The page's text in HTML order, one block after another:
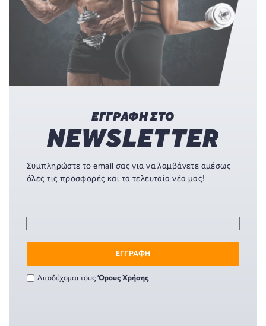
ΕΓΓΡΑΦΗ ΣΤΟ
NEWSLETTER
Συμπληρώστε το email σας για να λαμβάνετε αμέσως
όλες τις προσφορές και τα τελευταία νέα μας!
ΕΓΓΡΑΦΗ
Αποδέχομαι τουςΌρους Χρήσης